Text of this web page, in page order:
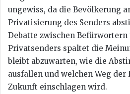
ungewiss, da die Bevölkerung
Privatisierung des Senders
Debatte zwischen Befürwortern
Privatsenders spaltet die
bleibt abzuwarten, wie die
ausfallen und welchen Weg der
Zukunft einschlagen wird.